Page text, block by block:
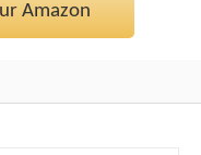
Amazon